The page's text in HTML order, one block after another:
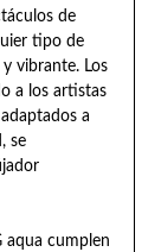
de
tipo de
vibrante. Los
a los artistas
a
se
aqua cumplen